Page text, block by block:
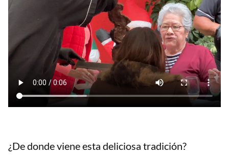
¿De donde viene esta deliciosa tradición?